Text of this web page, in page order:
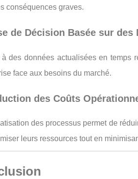
conséquences graves.
de Décision Basée sur des
à des données actualisées en
face aux besoins du marché.
des Coûts
des processus permet de
leurs ressources tout en